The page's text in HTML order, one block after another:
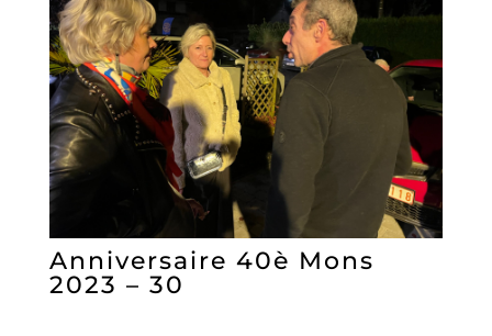
Anniversaire 40è Mons
2023 – 30